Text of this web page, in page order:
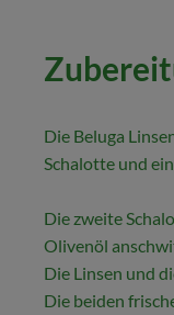
Die Beluga
Schalotte und
Die zweite
Olivenöl
Die Linsen und
Die beiden